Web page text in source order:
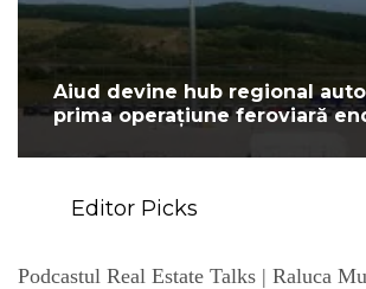
Aiud devine hub regional
prima operațiune feroviară
Editor Picks
Podcastul Real Estate Talks | Raluca